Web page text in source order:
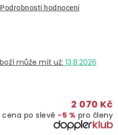
Podrobnosti hodnocení
13.8.2026
2 070 Kč
cena po slevě −5 % pro členy